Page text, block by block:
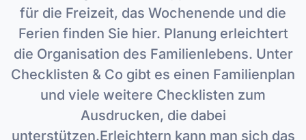
für die Freizeit, das Wochenende und die
Ferien finden Sie hier. Planung erleichtert
die Organisation des Familienlebens. Unter
Checklisten & Co gibt es einen Familienplan
und viele weitere Checklisten zum
Ausdrucken, die dabei
unterstützen.Erleichtern kann man sich das